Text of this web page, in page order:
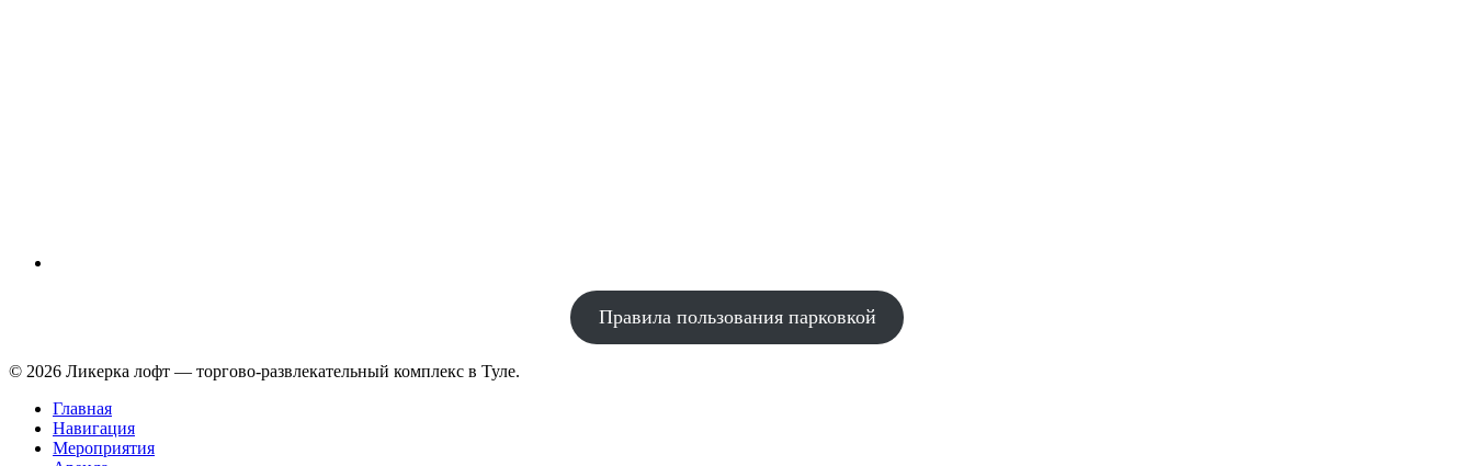
Правила пользования парковкой
© 2026 Ликерка лофт — торгово-развлекательный комплекс в Туле.
Главная
Навигация
Мероприятия